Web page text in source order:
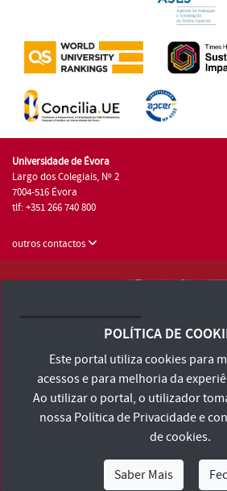
Universidade de Évora
Largo dos Colegiais, Nº 2
7004-516 Évora
tlf: +351 266 740 800
outros contactos
Consulte os Termos e Condições e
Declaração de
POLÍTICA DE
Este portal utiliza cookies para
acessos e para melhoria da
Ao utilizar o portal, o utilizador
nossa Política de Privacidadee
de cookies.
Saber Mais